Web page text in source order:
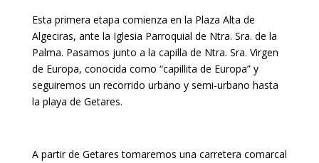
Esta primera etapa comienza en la Plaza Alta de
Algeciras, ante la Iglesia Parroquial de Ntra. Sra. de la
Palma. Pasamos junto a la capilla de Ntra. Sra. Virgen
de Europa, conocida como “capillita de Europa” y
seguiremos un recorrido urbano y semi-urbano hasta
la playa de Getares.
A partir de Getares tomaremos una carretera comarcal